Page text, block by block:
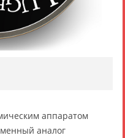
аппаратом
аналог